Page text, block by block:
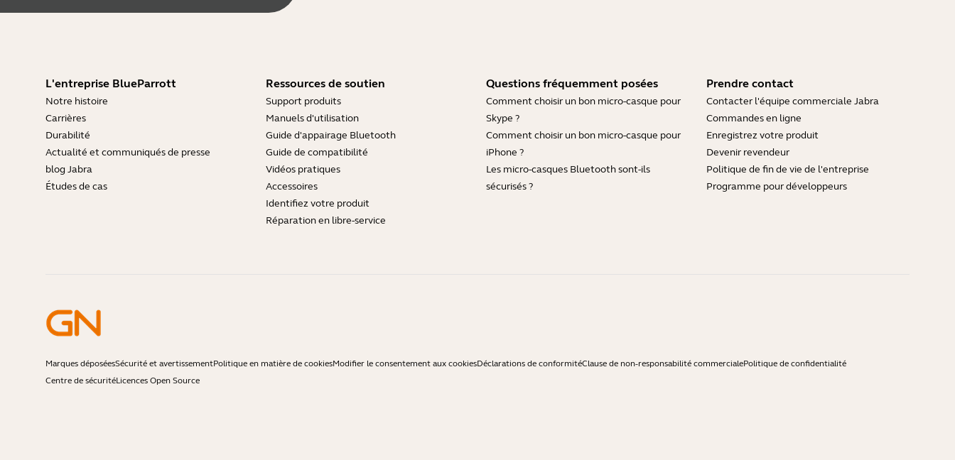
L'entreprise BlueParrott
Notre histoire
Carrières
Durabilité
Actualité et communiqués de presse
blog Jabra
Études de cas
Ressources de soutien
Support produits
Manuels d'utilisation
Guide d'appairage Bluetooth
Guide de compatibilité
Vidéos pratiques
Accessoires
Identifiez votre produit
Réparation en libre-service
Questions fréquemment posées
Comment choisir un bon micro-casque pour
Skype ?
Comment choisir un bon micro-casque pour
iPhone ?
Les micro-casques Bluetooth sont-ils
sécurisés ?
Prendre contact
Contacter l'équipe commerciale Jabra
Commandes en ligne
Enregistrez votre produit
Devenir revendeur
Politique de fin de vie de l'entreprise
Programme pour développeurs
Marques déposéesSécurité et avertissementPolitique en matière de cookiesModifier le consentement aux cookiesDéclarations de conformitéClause de non-responsabilité commercialePolitique de confidentialité
Centre de sécuritéLicences Open Source